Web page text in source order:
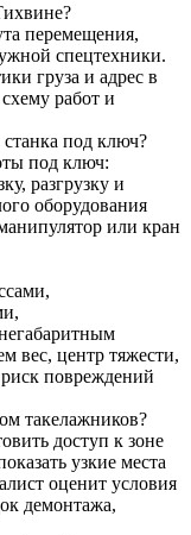
перемещения,
спецтехники.
груза и адрес в
работ и
станка под ключ?
под ключ:
разгрузку и
оборудования
или кран
вес, центр тяжести,
повреждений
такелажников?
доступ к зоне
узкие места
оценит условия
демонтажа,